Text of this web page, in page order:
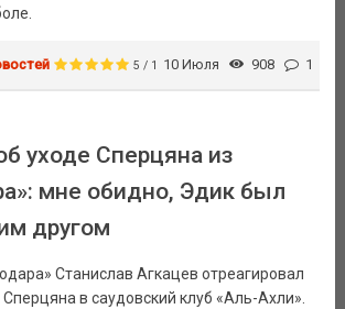
5 / 1 10 Июля 908 1
уходе Сперцяна из
мне обидно, Эдик был
другом
Станислав Агкацев отреагировал
в саудовский клуб «Аль-Ахли».